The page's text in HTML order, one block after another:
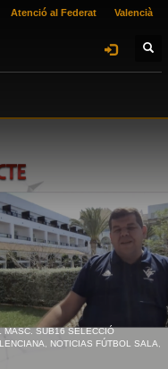
Atenció al Federat Valencià
MASC. SUB16 SELECCIÓ
, NOTICIAS FÚTBOL SALA,